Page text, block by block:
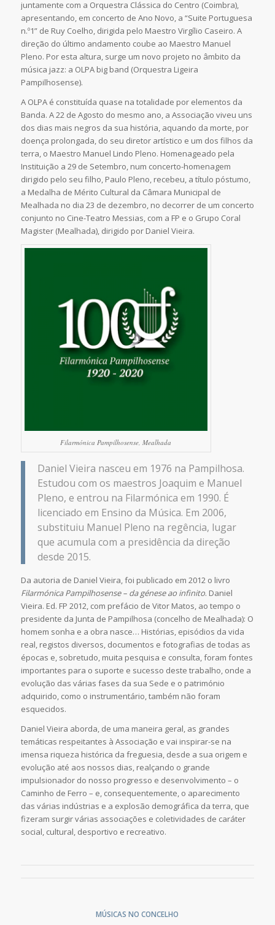
juntamente com a Orquestra Clássica do Centro (Coimbra),
apresentando, em concerto de Ano Novo, a “Suite Portuguesa
n.º1” de Ruy Coelho, dirigida pelo Maestro Virgílio Caseiro. A
direção do último andamento coube ao Maestro Manuel
Pleno. Por esta altura, surge um novo projeto no âmbito da
música jazz: a OLPA big band (Orquestra Ligeira
Pampilhosense).
A OLPA é constituída quase na totalidade por elementos da
Banda. A 22 de Agosto do mesmo ano, a Associação viveu uns
dos dias mais negros da sua história, aquando da morte, por
doença prolongada, do seu diretor artístico e um dos filhos da
terra, o Maestro Manuel Lindo Pleno. Homenageado pela
Instituição a 29 de Setembro, num concerto-homenagem
dirigido pelo seu filho, Paulo Pleno, recebeu, a título póstumo,
a Medalha de Mérito Cultural da Câmara Municipal de
Mealhada no dia 23 de dezembro, no decorrer de um concerto
conjunto no Cine-Teatro Messias, com a FP e o Grupo Coral
Magister (Mealhada), dirigido por Daniel Vieira.
Filarmónica Pampilhosense, Mealhada
Daniel Vieira nasceu em 1976 na Pampilhosa.
Estudou com os maestros Joaquim e Manuel
Pleno, e entrou na Filarmónica em 1990. É
licenciado em Ensino da Música. Em 2006,
substituiu Manuel Pleno na regência, lugar
que acumula com a presidência da direção
desde 2015.
Da autoria de Daniel Vieira, foi publicado em 2012 o livro
Filarmónica Pampilhosense – da génese ao infinito. Daniel
Vieira. Ed. FP 2012, com prefácio de Vitor Matos, ao tempo o
presidente da Junta de Pampilhosa (concelho de Mealhada): O
homem sonha e a obra nasce… Histórias, episódios da vida
real, registos diversos, documentos e fotografias de todas as
épocas e, sobretudo, muita pesquisa e consulta, foram fontes
importantes para o suporte e sucesso deste trabalho, onde a
evolução das várias fases da sua Sede e o património
adquirido, como o instrumentário, também não foram
esquecidos.
Daniel Vieira aborda, de uma maneira geral, as grandes
temáticas respeitantes à Associação e vai inspirar-se na
imensa riqueza histórica da freguesia, desde a sua origem e
evolução até aos nossos dias, realçando o grande
impulsionador do nosso progresso e desenvolvimento – o
Caminho de Ferro – e, consequentemente, o aparecimento
das várias indústrias e a explosão demográfica da terra, que
fizeram surgir várias associações e coletividades de caráter
social, cultural, desportivo e recreativo.
MÚSICAS NO CONCELHO